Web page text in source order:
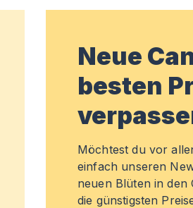
Neue
besten
Möchtest du vor
einfach unseren
neuen Blüten in den
die günstigsten